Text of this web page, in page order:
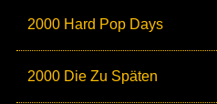
2000 Hard Pop Days
2000 Die Zu Späten